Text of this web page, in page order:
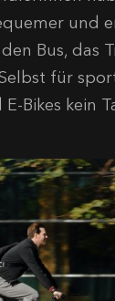
und
Bus, das
für
Bikes kein